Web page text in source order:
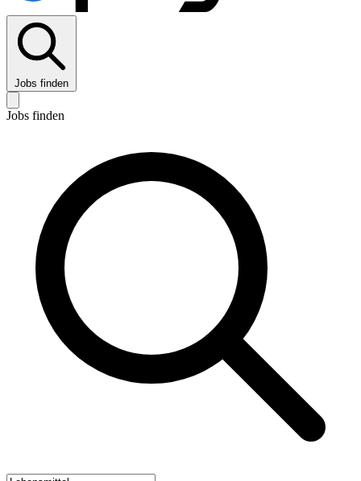
Jobs finden
Jobs finden